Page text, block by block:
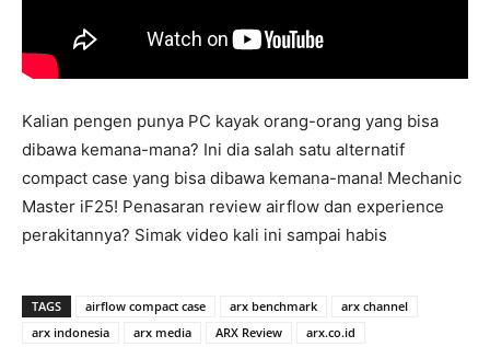
Kalian pengen punya PC kayak orang-orang yang bisa
dibawa kemana-mana? Ini dia salah satu alternatif
compact case yang bisa dibawa kemana-mana! Mechanic
Master iF25! Penasaran review airflow dan experience
perakitannya? Simak video kali ini sampai habis
TAGS airflow compact case arx benchmark
arx channel
arx indonesia
arx media ARX Review
arx.co.id